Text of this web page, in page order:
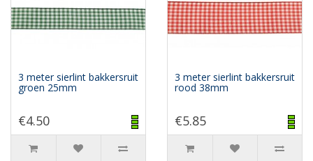
3 meter sierlint bakkersruit
groen 25mm
€4.50
3 meter sierlint bakkersruit
rood 38mm
€5.85